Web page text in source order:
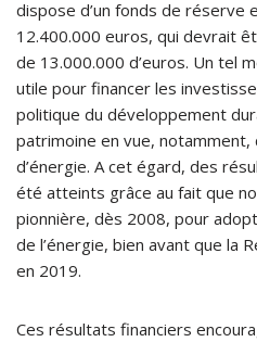
dispose d’un fonds de réserve
12.400.000 euros, qui devrait
de 13.000.000 d’euros. Un tel
utile pour financer les
politique du développement
patrimoine en vue, notamment,
d’énergie. A cet égard, des
été atteints grâce au fait que
pionnière, dès 2008, pour
de l’énergie, bien avant que la
en 2019.
Ces résultats financiers